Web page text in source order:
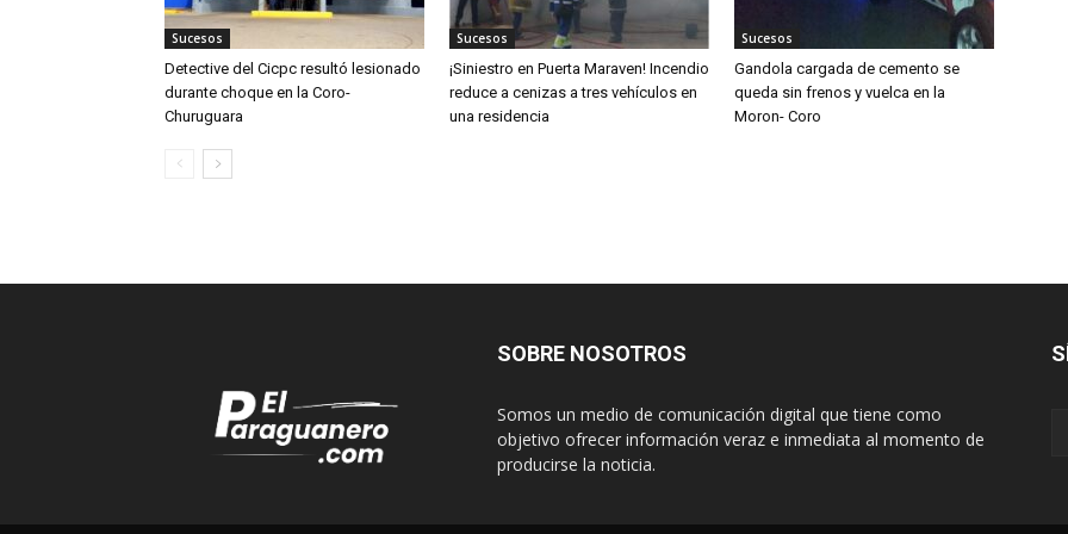
Sucesos
Detective del Cicpc resultó lesionado
durante choque en la Coro-
Churuguara
Sucesos
¡Siniestro en Puerta Maraven! Incendio
reduce a cenizas a tres vehículos en
una residencia
Sucesos
Gandola cargada de cemento se
queda sin frenos y vuelca en la
Moron- Coro
SOBRE NOSOTROS
Somos un medio de comunicación digital que tiene como
objetivo ofrecer información veraz e inmediata al momento de
producirse la noticia.